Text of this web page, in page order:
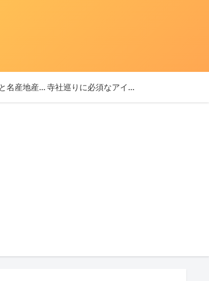
「神社巡りと名産地産を探す旅」ブログ始めました！ 寺社巡りに必須なアイテム